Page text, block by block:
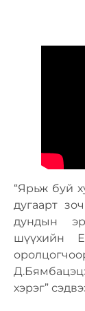
“Ярьж буй
дугаарт
дундын
шүүхийн
хэрэг”